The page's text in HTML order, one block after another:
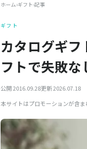
ホーム›ギフト›記事
ギフト
カタログギ
フトで失敗な
公開 2016.09.28更新 2026.07.18
本サイトはプロモーションが含ま